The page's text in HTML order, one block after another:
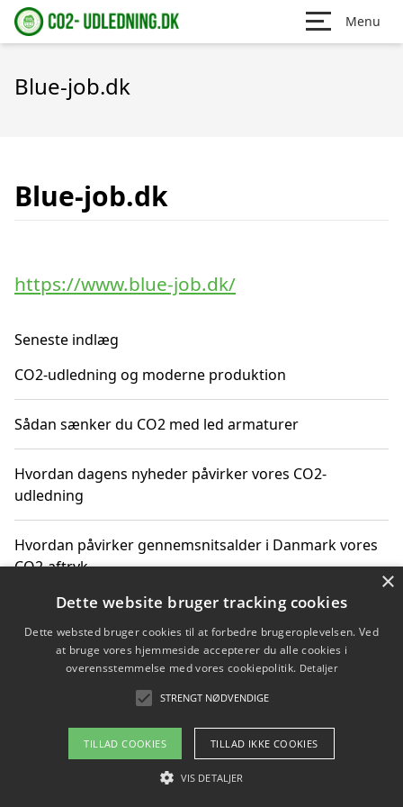
Menu
Blue-job.dk
Blue-job.dk
https://www.blue-job.dk/
Seneste indlæg
CO2-udledning og moderne produktion
Sådan sænker du CO2 med led armaturer
Hvordan dagens nyheder påvirker vores CO2-
udledning
Hvordan påvirker gennemsnitsalder i Danmark vores
CO2-aftryk
Hvordan nyheder om CO2-udledning påvirker vores
hverdag
Om / kontakt
Blog Betingelser
×
Dette website bruger tracking cookies
Dette websted bruger cookies til at forbedre brugeroplevelsen. Ved
at bruge vores hjemmeside accepterer du alle cookies i
overensstemmelse med vores cookiepolitik. Detaljer
STRENGT NØDVENDIGE
TILLAD COOKIES TILLAD IKKE COOKIES
VIS DETALJER